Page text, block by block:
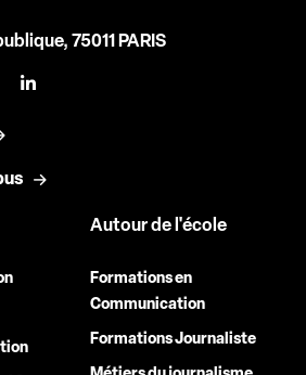
75011 PARIS
Autour de l'école
Formations en
Communication
Formations Journaliste